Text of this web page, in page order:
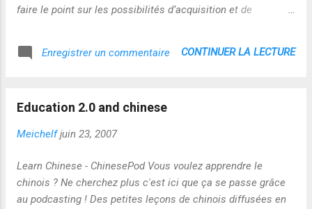
faire le point sur les possibilités d’acquisition et de
diffuser ces documents." Je regrette juste la forme du
Enregistrer un commentaire CONTINUER LA LECTURE
Education 2.0 and chinese
Meichelf juin 23, 2007
Learn Chinese - ChinesePod Vous voulez apprendre le
chinois ? Ne cherchez plus c'est ici que ça se passe grâce
au podcasting ! Des petites leçons de chinois diffusées en